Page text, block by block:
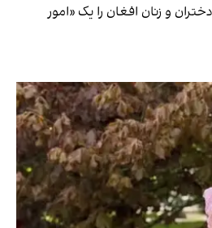
و زنان افغان را یک «امور